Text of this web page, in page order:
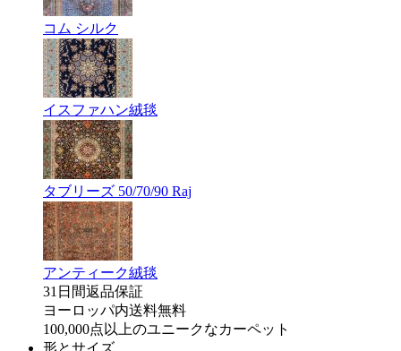
コム シルク
イスファハン絨毯
タブリーズ 50/70/90 Raj
アンティーク絨毯
31日間返品保証
ヨーロッパ内送料無料
100,000点以上のユニークなカーペット
形とサイズ